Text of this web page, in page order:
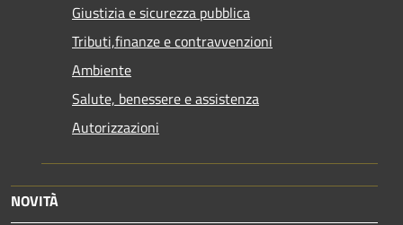
Giustizia e sicurezza pubblica
Tributi,finanze e contravvenzioni
Ambiente
Salute, benessere e assistenza
Autorizzazioni
NOVITÀ